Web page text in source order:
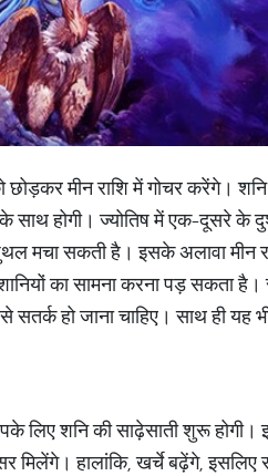
मीन राशि में गोचर करेंगे। शन‍ि
साथ होगी। ज्‍योतिष में एक-दूसरे के
मचा सकती है। इसके अलावा मीन
का सामना करना पड़ सकता है।
हो जाना चाहिए। साथ ही
शन‍ि की साढ़ेसाती शुरू होगी।
हालांकि, खर्चे बढ़ेंगे, इसलिए